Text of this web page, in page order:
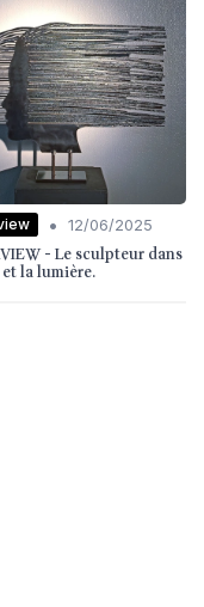
• 12/06/2025
- Le sculpteur dans
la lumière.